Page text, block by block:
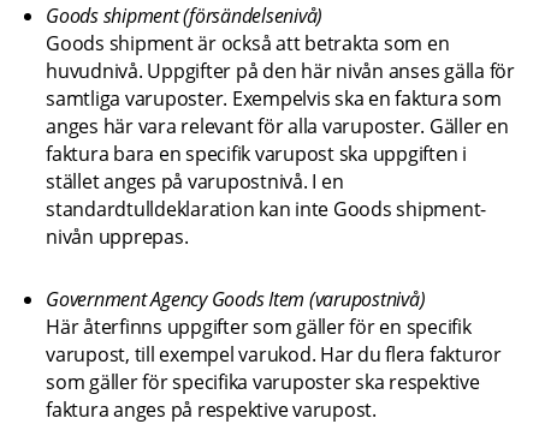
Goods shipment (försändelsenivå)
Goods shipment är också att betrakta som en
huvudnivå. Uppgifter på den här nivån anses gälla för
samtliga varuposter. Exempelvis ska en faktura som
anges här vara relevant för alla varuposter. Gäller en
faktura bara en specifik varupost ska uppgiften i
stället anges på varupostnivå. I en
standardtulldeklaration kan inte Goods shipment-
nivån upprepas.
Government Agency Goods Item (varupostnivå)
Här återfinns uppgifter som gäller för en specifik
varupost, till exempel varukod. Har du flera fakturor
som gäller för specifika varuposter ska respektive
faktura anges på respektive varupost.